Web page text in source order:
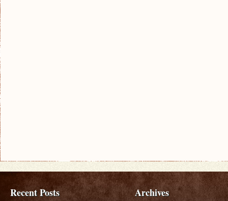
Recent Posts Archives